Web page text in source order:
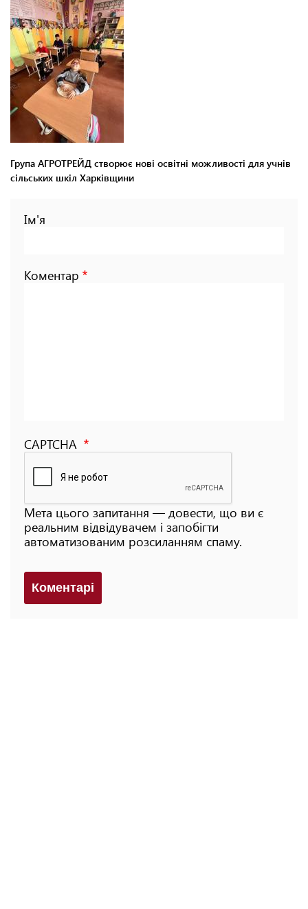
Група АГРОТРЕЙД створює нові освітні можливості для учнів
сільських шкіл Харківщини
Ім'я
Коментар
CAPTCHA
Мета цього запитання — довести, що ви є
реальним відвідувачем і запобігти
автоматизованим розсиланням спаму.
Коментарi